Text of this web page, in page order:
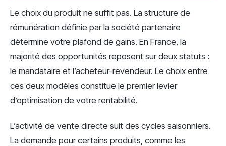
Le choix du produit ne suffit pas. La structure de
rémunération définie par la société partenaire
détermine votre plafond de gains. En France, la
majorité des opportunités reposent sur deux statuts :
le mandataire et l’acheteur-revendeur. Le choix entre
ces deux modèles constitue le premier levier
d’optimisation de votre rentabilité.
L’activité de vente directe suit des cycles saisonniers.
La demande pour certains produits, comme les